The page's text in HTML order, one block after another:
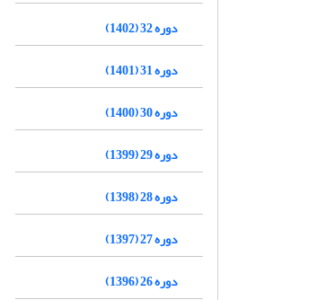
دوره 32 (1402)
دوره 31 (1401)
دوره 30 (1400)
دوره 29 (1399)
دوره 28 (1398)
دوره 27 (1397)
دوره 26 (1396)